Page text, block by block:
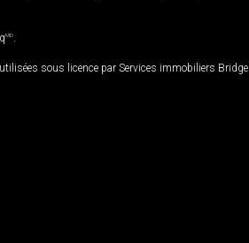
MD
sous licence par Services immobiliers